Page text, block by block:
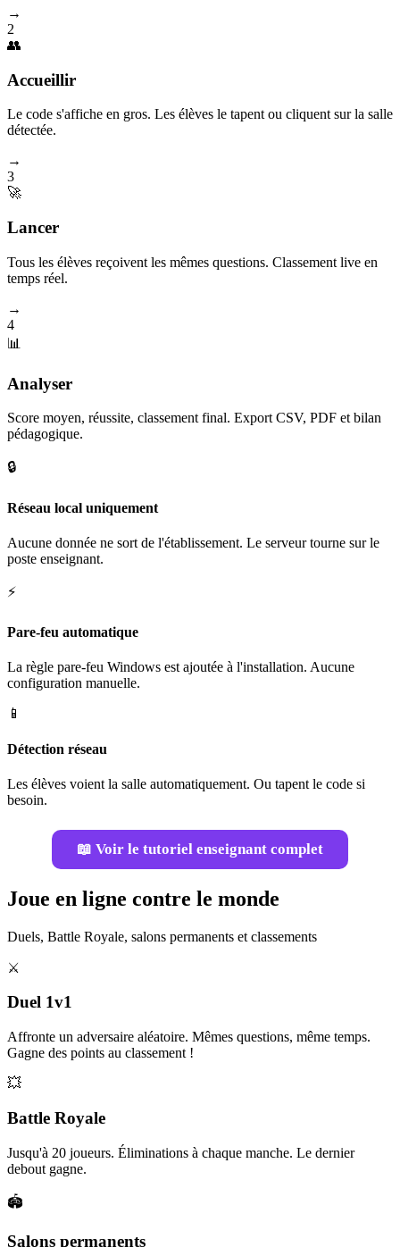
→
2
👥
Accueillir
Le code s'affiche en gros. Les élèves le tapent ou cliquent sur la salle
détectée.
→
3
🚀
Lancer
Tous les élèves reçoivent les mêmes questions. Classement live en
temps réel.
→
4
📊
Analyser
Score moyen, réussite, classement final. Export CSV, PDF et bilan
pédagogique.
🔒
Réseau local uniquement
Aucune donnée ne sort de l'établissement. Le serveur tourne sur le
poste enseignant.
⚡
Pare-feu automatique
La règle pare-feu Windows est ajoutée à l'installation. Aucune
configuration manuelle.
📱
Détection réseau
Les élèves voient la salle automatiquement. Ou tapent le code si
besoin.
📖 Voir le tutoriel enseignant complet
Joue en ligne contre le monde
Duels, Battle Royale, salons permanents et classements
⚔️
Duel 1v1
Affronte un adversaire aléatoire. Mêmes questions, même temps.
Gagne des points au classement !
💥
Battle Royale
Jusqu'à 20 joueurs. Éliminations à chaque manche. Le dernier
debout gagne.
🏟️
Salons permanents